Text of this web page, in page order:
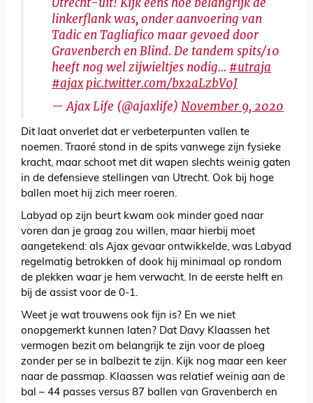
linkerflank was, onder aanvoering van
Tadic en Tagliafico maar gevoed door
Gravenberch en Blind. De tandem spits/10
heeft nog wel zijwieltjes nodig... #utraja
#ajax pic.twitter.com/bx2aLzbV0J
— Ajax Life (@ajaxlife) November 9, 2020
Dit laat onverlet dat er verbeterpunten vallen te
noemen. Traoré stond in de spits vanwege zijn fysieke
kracht, maar schoot met dit wapen slechts weinig gaten
in de defensieve stellingen van Utrecht. Ook bij hoge
ballen moet hij zich meer roeren.
Labyad op zijn beurt kwam ook minder goed naar
voren dan je graag zou willen, maar hierbij moet
aangetekend: als Ajax gevaar ontwikkelde, was Labyad
regelmatig betrokken of dook hij minimaal op rondom
de plekken waar je hem verwacht. In de eerste helft en
bij de assist voor de 0-1.
Weet je wat trouwens ook fijn is? En we niet
onopgemerkt kunnen laten? Dat Davy Klaassen het
vermogen bezit om belangrijk te zijn voor de ploeg
zonder per se in balbezit te zijn. Kijk nog maar een keer
naar de passmap. Klaassen was relatief weinig aan de
bal – 44 passes versus 87 ballen van Gravenberch en